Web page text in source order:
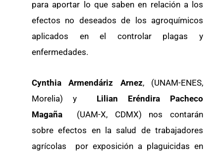
para aportar lo que saben en relación a los
efectos no deseados de los agroquímicos
aplicados en el controlar plagas y
enfermedades.
Cynthia Armendáriz Arnez, (UNAM-ENES,
Morelia) y Lilian Eréndira Pacheco
Magaña (UAM-X, CDMX) nos contarán
sobre efectos en la salud de trabajadores
agrícolas por exposición a plaguicidas en